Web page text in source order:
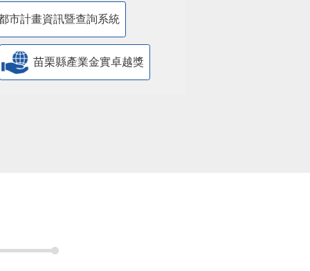
市計畫資訊暨查詢系統
苗栗縣產業金實卓越獎